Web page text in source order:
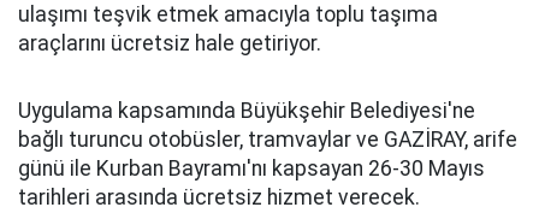
ulaşımı teşvik etmek amacıyla toplu taşıma
araçlarını ücretsiz hale getiriyor.
Uygulama kapsamında Büyükşehir Belediyesi'ne
bağlı turuncu otobüsler, tramvaylar ve GAZİRAY, arife
günü ile Kurban Bayramı'nı kapsayan 26-30 Mayıs
tarihleri arasında ücretsiz hizmet verecek.